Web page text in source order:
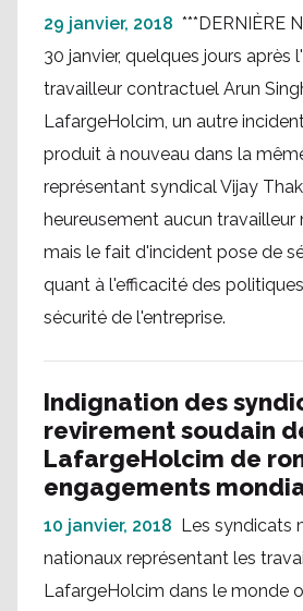
29 janvier, 2018 ***DERNIÈRE
30 janvier, quelques jours après
travailleur contractuel Arun
LafargeHolcim, un autre
produit à nouveau dans la
représentant syndical Vijay
heureusement aucun travailleur
mais le fait d'incident pose de
quant à l'efficacité des
sécurité de l'entreprise.
Indignation des
revirement soudain
LafargeHolcim de
engagements
10 janvier, 2018 Les syndicats
nationaux représentant les
LafargeHolcim dans le monde